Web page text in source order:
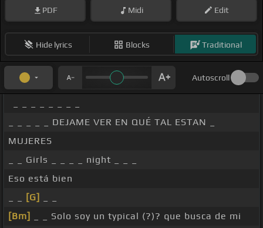
pom, ponle
carnavisa, son son son son son,
trotando eso con mi bom bom bom bom,[Bm]pero
te importa el edad
del gorro, si [Bm] tu me
llamas, vamos
pa tu casa, nos
quedamos en
la cama sin brillar,
[Bm]
sin brillar, si tu me llamas,
vamos[G] pa tu casa, tomamos
brillar, [Bm]sin brillar,[C#m]
[Bm]
[G]
[A] [Bm]
PDF Midi Edit
Hide lyrics Blocks Traditional
Autoscroll
_ _ _ _ _ DEJAME VER EN QUÉ TAL ESTAN _
MUJERES
_ _ Girls _ _ _ _ night _ _ _
Eso está bien
[G]
[Bm]
_ _ Solo soy un typical (?)? que busca de mi